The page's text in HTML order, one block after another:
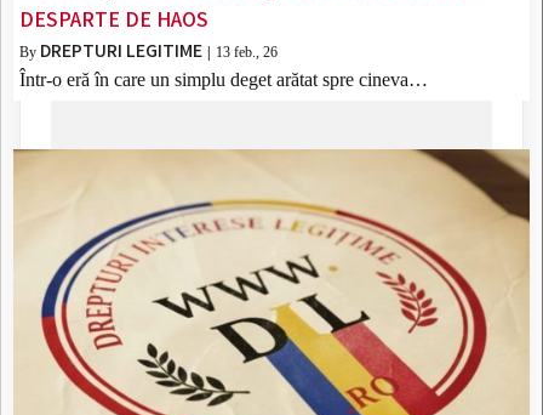
DESPARTE DE HAOS
By DREPTURI LEGITIME | 13 feb., 26
Într-o eră în care un simplu deget arătat spre cineva…